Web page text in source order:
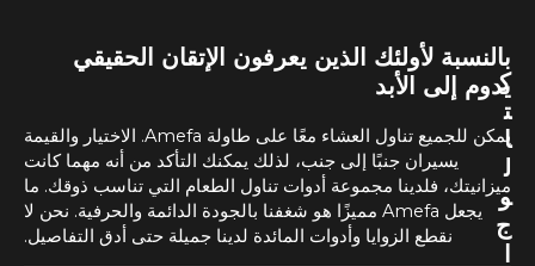
بالنسبة لأولئك الذين يعرفون الإتقان الحقيقي
يدوم إلى الأبد
يمكن للجميع تناول العشاء معًا على طاولة Amefa. الاختيار والقيمة
يسيران جنبًا إلى جنب، لذلك يمكنك التأكد من أنه مهما كانت
ميزانيتك، فلدينا مجموعة أدوات تناول الطعام التي تناسب ذوقك. ما
يجعل Amefa مميزًا هو شغفنا بالجودة الدائمة والحرفية. نحن لا
نقطع الزوايا وأدوات المائدة لدينا جميلة حتى أدق التفاصيل.
ك
ت
ا
ل
و
ج